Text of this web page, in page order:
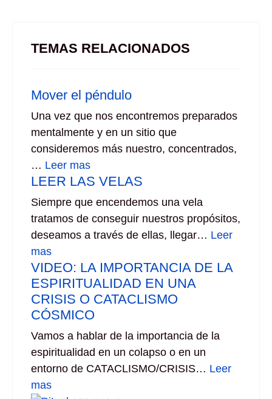
TEMAS RELACIONADOS
Mover el péndulo
Una vez que nos encontremos preparados
mentalmente y en un sitio que
consideremos más nuestro, concentrados,
… Leer mas
LEER LAS VELAS
Siempre que encendemos una vela
tratamos de conseguir nuestros propósitos,
deseamos a través de ellas, llegar… Leer
mas
VIDEO: LA IMPORTANCIA DE LA
ESPIRITUALIDAD EN UNA
CRISIS O CATACLISMO
CÓSMICO
Vamos a hablar de la importancia de la
espiritualidad en un colapso o en un
entorno de CATACLISMO/CRISIS… Leer
mas